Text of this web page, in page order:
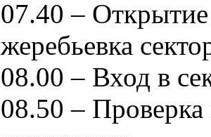
07.40 –
жеребьевка
08.00 – Вход в
08.50 – Проверка